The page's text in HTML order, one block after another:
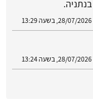
28/07/2026, בשעה 13:24
28/07/2026, בשעה 13:52